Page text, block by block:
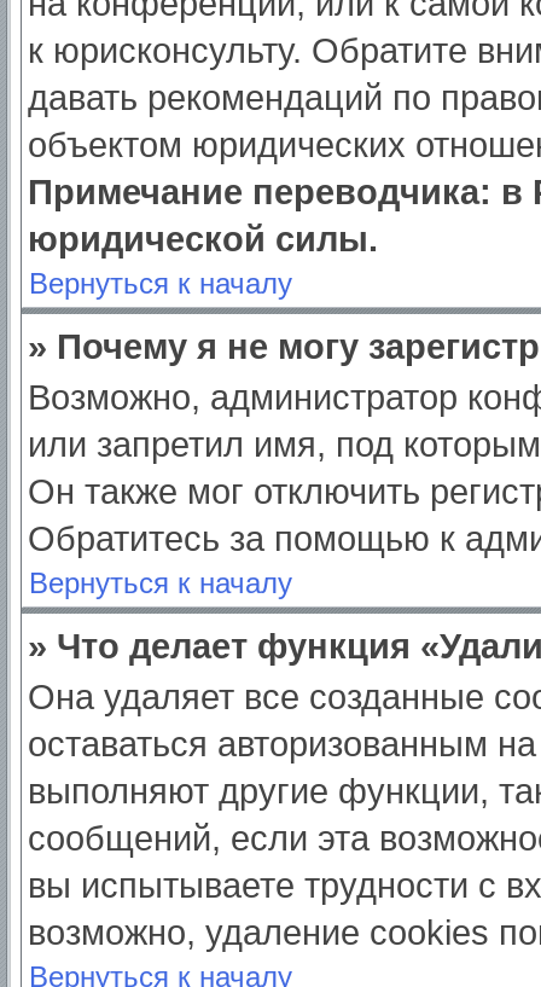
к юрисконсульту. Обратите
давать рекомендаций по
объектом юридических
Примечание переводчика: в
юридической силы.
Вернуться к началу
» Почему я не могу
Возможно, администратор
или запретил имя, под
Он также мог отключить
Обратитесь за помощью к
Вернуться к началу
» Что делает функция
Она удаляет все созданные
оставаться авторизованным
выполняют другие функции,
сообщений, если эта
вы испытываете трудности с
возможно, удаление cookies
Вернуться к началу